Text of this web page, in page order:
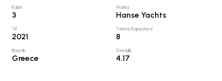
Kabin:
3
Marka:
Hanse Yachts
Yıl:
2021
Tekne Kapasitesi:
8
Bayrak:
Greece
Genişlik:
4.17